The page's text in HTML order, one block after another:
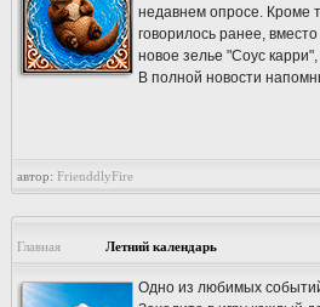
недавнем опросе. Кроме
говорилось ранее,
новое зелье "Соус
В полной новости
автор: FrienddlyFire
Главная Летний календарь
Одно из любимых событий